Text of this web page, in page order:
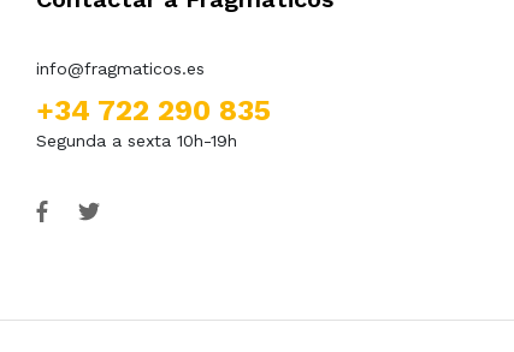
info@fragmaticos.es
+34 722 290 835
Segunda a sexta 10h-19h